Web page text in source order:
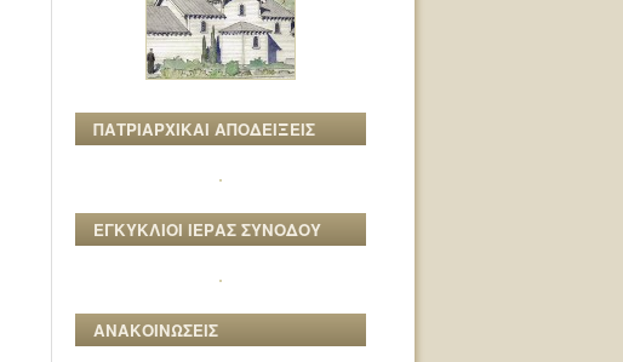
ΠΑΤΡΙΑΡΧΙΚΑΙ ΑΠΟΔΕΙΞΕΙΣ
ΕΓΚΥΚΛΙΟΙ ΙΕΡΑΣ ΣΥΝΟΔΟΥ
ΑΝΑΚΟΙΝΩΣΕΙΣ